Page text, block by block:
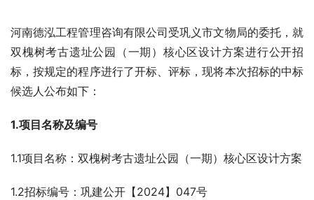
河南德泓工程管理咨询有限公司受巩义市文物局的委托，就
双槐树考古遗址公园（一期）核心区设计方案进行公开招
标，按规定的程序进行了开标、评标，现将本次招标的中标
候选人公布如下：
1.项目名称及编号
1.1项目名称：双槐树考古遗址公园（一期）核心区设计方案
1.2招标编号：巩建公开【2024】047号